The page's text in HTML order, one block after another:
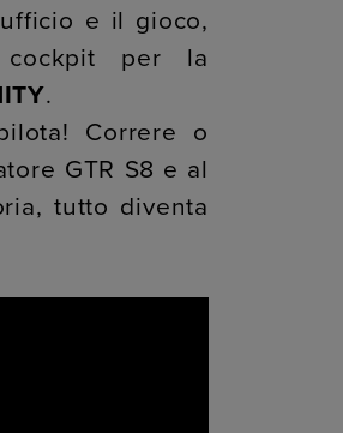
e il gioco,
per la
.
Correre o
GTR S8 e al
tutto diventa